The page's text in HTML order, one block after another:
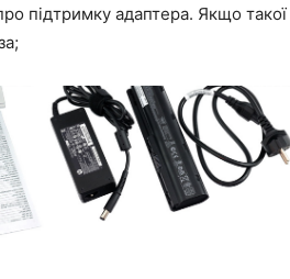
підтримку адаптера. Якщо такої